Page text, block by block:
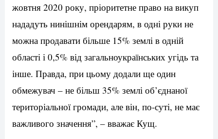
жовтня 2020 року, пріоритетне право на викуп
нададуть нинішнім орендарям, в одні руки не
можна продавати більше 15% землі в одній
області і 0,5% від загальноукраїнських угідь та
інше. Правда, при цьому додали ще один
обмежувач – не більш 35% землі об’єднаної
територіальної громади, але він, по-суті, не має
важливого значення”, – вважає Кущ.